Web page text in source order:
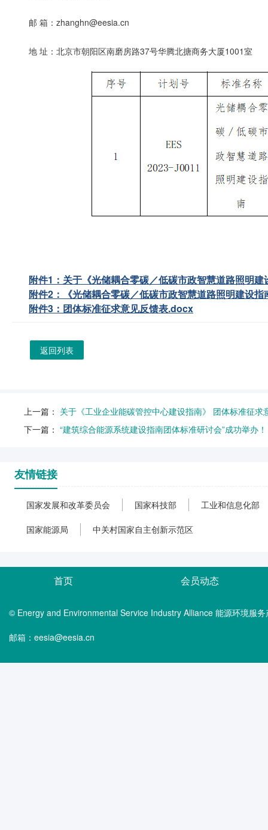
邮 箱：zhanghn@eesia.cn
地 址：北京市朝阳区南磨房路37号华腾北搪商务大厦1001室
附件1：关于《光储耦合零碳／低碳市政智慧道路照明
附件2：《光储耦合零碳／低碳市政智慧道路照明建设
附件3：团体标准征求意见反馈表.docx
返回列表
上一篇： 关于《工业企业能碳管控中心建设指南》 团体标准征求
下一篇： “建筑综合能源系统建设指南团体标准研讨会”成功举办！
友情链接
国家发展和改革委员会 国家科技部 工业和信息化部
国家能源局 中关村国家自主创新示范区
首页 会员动态
© Energy and Environmental Service Industry Alliance 能源环境服
邮箱：eesia@eesia.cn